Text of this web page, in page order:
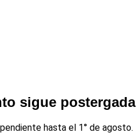
sigue postergada
hasta el 1° de agosto.